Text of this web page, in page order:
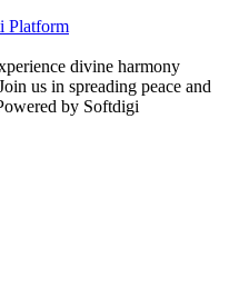
divine harmony
us in spreading peace and
by Softdigi